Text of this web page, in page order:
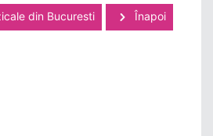
din Bucuresti Înapoi